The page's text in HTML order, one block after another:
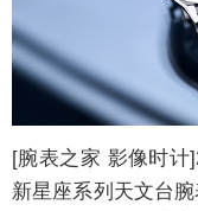
[腕表之家 影像时计
新星座系列天文台